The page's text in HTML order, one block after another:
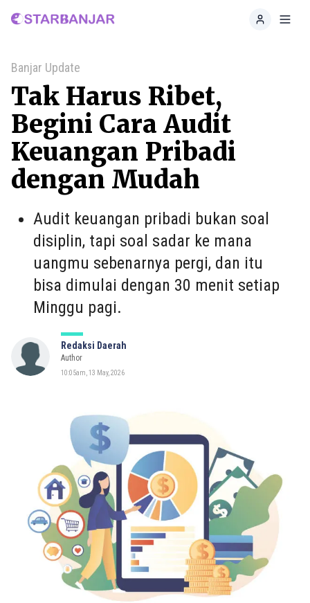
Home
Banjar Update
Tak Harus Ribet,
Begini Cara Audit
Keuangan Pribadi
dengan Mudah
Audit keuangan pribadi bukan soal
disiplin, tapi soal sadar ke mana
uangmu sebenarnya pergi, dan itu
bisa dimulai dengan 30 menit setiap
Minggu pagi.
Redaksi Daerah
Author
10:05am, 13 May, 2026